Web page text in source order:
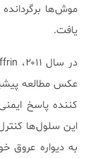
موش‌ها
یافت.
کننده پاسخ
این سلول‌ها
به دیواره